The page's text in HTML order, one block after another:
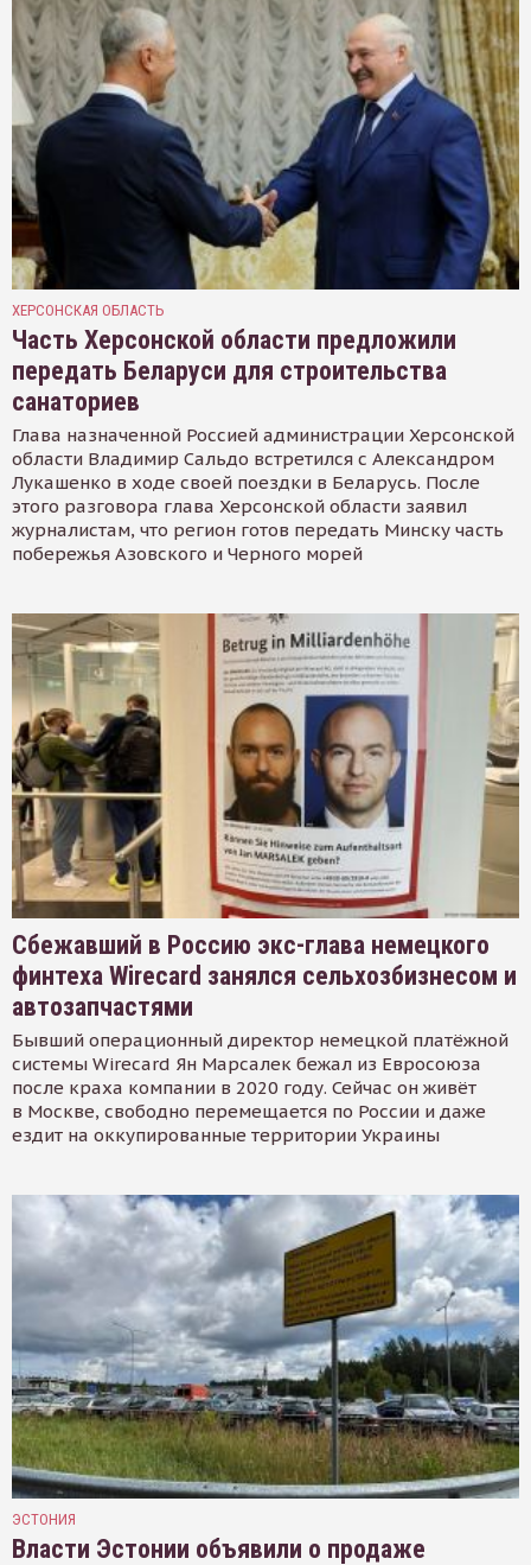
ХЕРСОНСКАЯ ОБЛАСТЬ
Часть Херсонской области предложили
передать Беларуси для строительства
санаториев
Глава назначенной Россией администрации Херсонской
области Владимир Сальдо встретился с Александром
Лукашенко в ходе своей поездки в Беларусь. После
этого разговора глава Херсонской области заявил
журналистам, что регион готов передать Минску часть
побережья Азовского и Черного морей
Сбежавший в Россию экс-глава немецкого
финтеха Wirecard занялся сельхозбизнесом и
автозапчастями
Бывший операционный директор немецкой платёжной
системы Wirecard Ян Марсалек бежал из Евросоюза
после краха компании в 2020 году. Сейчас он живёт
в Москве, свободно перемещается по России и даже
ездит на оккупированные территории Украины
ЭСТОНИЯ
Власти Эстонии объявили о продаже